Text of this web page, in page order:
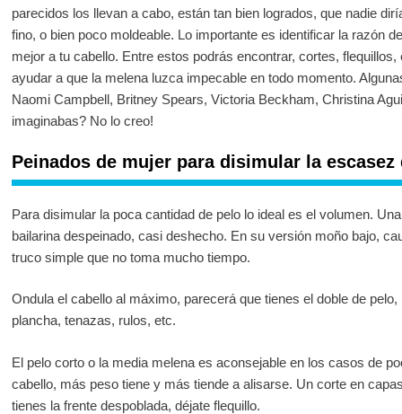
parecidos los llevan a cabo, están tan bien logrados, que nadie
fino, o bien poco moldeable. Lo importante es identificar la razón
mejor a tu cabello. Entre estos podrás encontrar, cortes,
ayudar a que la melena luzca impecable en todo momento.
Naomi Campbell, Britney Spears, Victoria Beckham, Christina
imaginabas? No lo creo!
Peinados de mujer para disimular la escasez
Para disimular la poca cantidad de pelo lo ideal es el volumen.
bailarina despeinado, casi deshecho. En su versión moño bajo,
truco simple que no toma mucho tiempo.
Ondula el cabello al máximo, parecerá que tienes el doble de
plancha, tenazas, rulos, etc.
El pelo corto o la media melena es aconsejable en los casos de
cabello, más peso tiene y más tiende a alisarse. Un corte en
tienes la frente despoblada, déjate flequillo.